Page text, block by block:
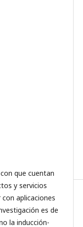
que cuentan
y servicios
aplicaciones
es de
la inducción-